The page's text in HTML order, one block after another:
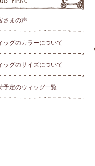
さまの声
ッグのカラーについて
ッグのサイズについて
予定のウィッグ一覧